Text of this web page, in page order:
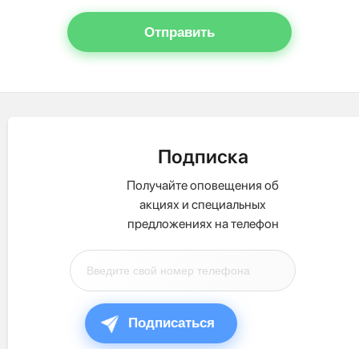
Отправить
Подписка
Получайте оповещения об
акциях и специальных
предложениях на телефон
Подписаться